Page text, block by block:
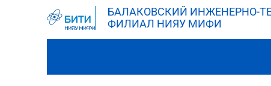
БАЛАКОВСКИЙ ИНЖЕНЕРНО-
ФИЛИАЛ НИЯУ МИФИ